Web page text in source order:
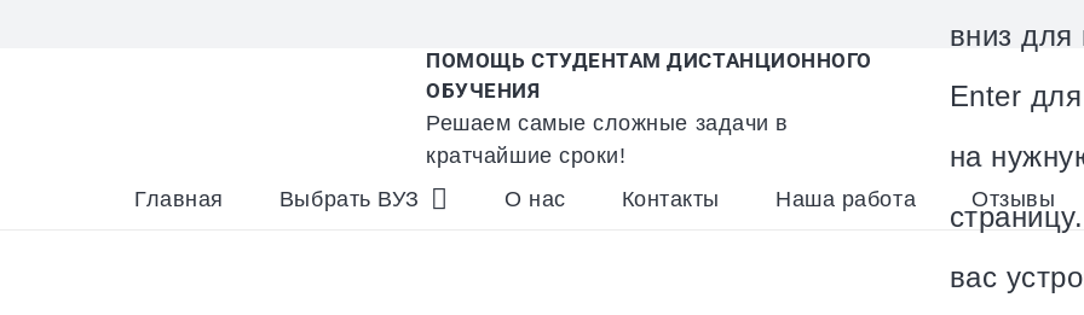
ПОМОЩЬ СТУДЕНТАМ ДИСТАНЦИОННОГО
ОБУЧЕНИЯ
Решаем самые сложные задачи в
кратчайшие сроки!
вниз
Enter
на
вас
Главная Выбрать ВУЗ О нас Контакты Наша работа Отзывы